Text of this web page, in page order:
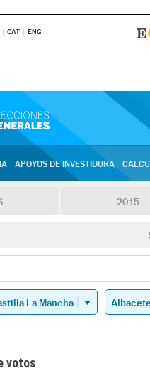
CAT ENG
APOYOS DE INVESTIDURA
2015
votos